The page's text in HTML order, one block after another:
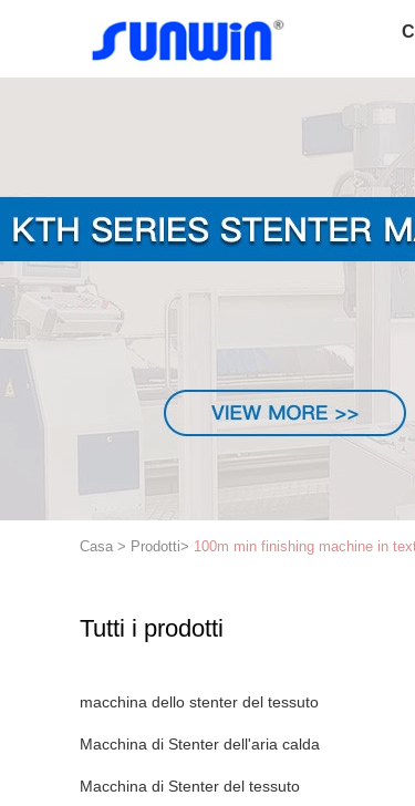
Casa > Prodotti> 100m min finishing machine in
Tutti i prodotti
macchina dello stenter del tessuto
Macchina di Stenter dell'aria calda
Macchina di Stenter del tessuto